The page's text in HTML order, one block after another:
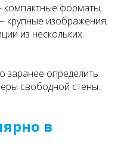
форматы;
изображения;
из нескольких
заранее определить
свободной стены.
в